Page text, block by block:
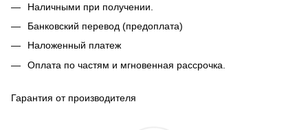
Наличными при получении.
Банковский перевод (предоплата)
Наложенный платеж
Оплата по частям и мгновенная рассрочка.
Гарантия от производителя